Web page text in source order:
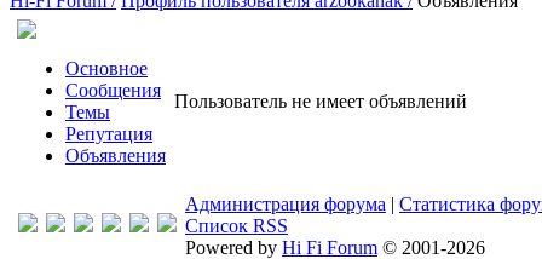
Основное
Сообщения
Темы
Репутация
Объявления
Пользователь не имеет объявлений
Администрация форума | Статистика
Список RSS
Powered by Hi Fi Forum © 2001-2026